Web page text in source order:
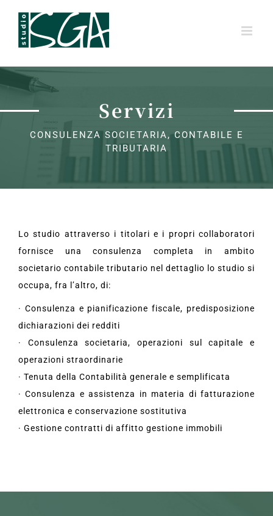
contenuto
Servizi
CONSULENZA SOCIETARIA, CONTABILE E
TRIBUTARIA
Lo studio attraverso i titolari e i propri collaboratori
fornisce una consulenza completa in ambito
societario contabile tributario nel dettaglio lo studio si
occupa, fra l’altro, di:
· Consulenza e pianificazione fiscale, predisposizione
dichiarazioni dei redditi
· Consulenza societaria, operazioni sul capitale e
operazioni straordinarie
· Tenuta della Contabilità generale e semplificata
· Consulenza e assistenza in materia di fatturazione
elettronica e conservazione sostitutiva
· Gestione contratti di affitto gestione immobili